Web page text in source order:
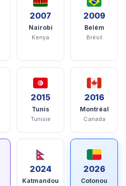
2007
Nairobi
Kenya
2009
Belém
Brésil
2015
Tunis
Tunisie
2016
Montréal
Canada
2024
Katmandou
2026
Cotonou